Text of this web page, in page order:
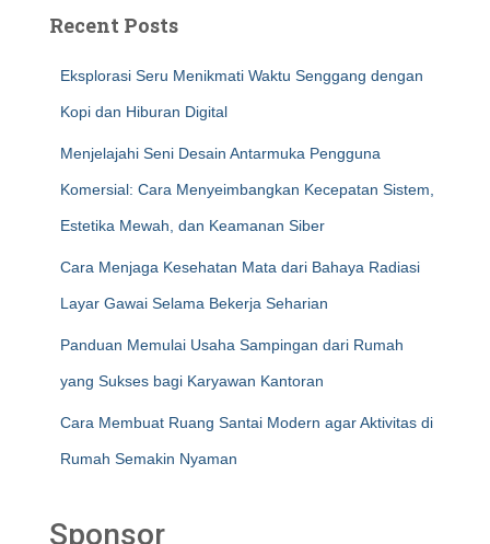
Recent Posts
Eksplorasi Seru Menikmati Waktu Senggang dengan
Kopi dan Hiburan Digital
Menjelajahi Seni Desain Antarmuka Pengguna
Komersial: Cara Menyeimbangkan Kecepatan Sistem,
Estetika Mewah, dan Keamanan Siber
Cara Menjaga Kesehatan Mata dari Bahaya Radiasi
Layar Gawai Selama Bekerja Seharian
Panduan Memulai Usaha Sampingan dari Rumah
yang Sukses bagi Karyawan Kantoran
Cara Membuat Ruang Santai Modern agar Aktivitas di
Rumah Semakin Nyaman
Sponsor